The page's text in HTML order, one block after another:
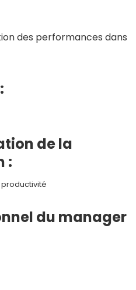
des performances dans
de la
:
du manager